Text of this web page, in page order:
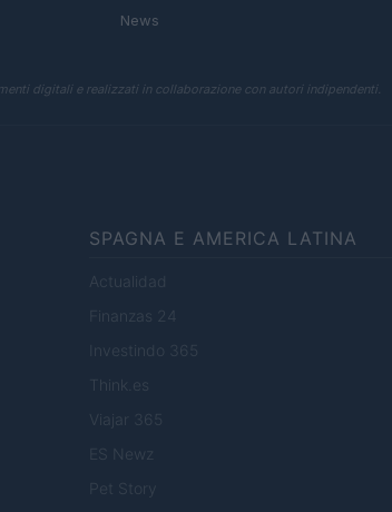
News
digitali e realizzati in collaborazione con autori indipendenti.
SPAGNA E AMERICA LATINA
Actualidad
Finanzas 24
Investindo 365
Think.es
Viajar 365
ES Newz
Pet Story